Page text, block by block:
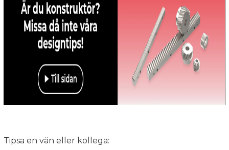
Tipsa en vän eller kollega: